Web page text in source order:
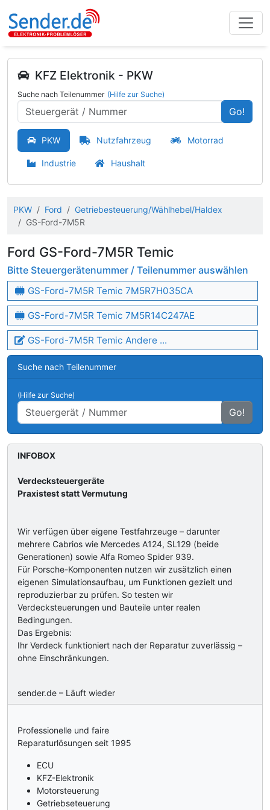
KFZ Elektronik - PKW
Suche nach Teilenummer (Hilfe zur Suche)
Go!
PKW Nutzfahrzeug Motorrad
Industrie Haushalt
PKW Ford
Getriebesteuerung/Wählhebel/Haldex
GS-Ford-7M5R
Ford GS-Ford-7M5R Temic
Bitte Steuergerätenummer / Teilenummer auswählen
GS-Ford-7M5R Temic 7M5R7H035CA
GS-Ford-7M5R Temic 7M5R14C247AE
GS-Ford-7M5R Temic Andere ...
Suche nach Teilenummer
(Hilfe zur Suche)
Go!
INFOBOX
Verdecksteuergeräte
Praxistest statt Vermutung
Wir verfügen über eigene Testfahrzeuge – darunter
mehrere Cabrios wie Mercedes A124, SL129 (beide
Generationen) sowie Alfa Romeo Spider 939.
Für Porsche-Komponenten nutzen wir zusätzlich einen
eigenen Simulationsaufbau, um Funktionen gezielt und
reproduzierbar zu prüfen. So testen wir
Verdecksteuerungen und Bauteile unter realen
Bedingungen.
Das Ergebnis:
Ihr Verdeck funktioniert nach der Reparatur zuverlässig –
ohne Einschränkungen.
sender.de – Läuft wieder
Professionelle und faire
Reparaturlösungen seit 1995
ECU
KFZ-Elektronik
Motorsteuerung
Getriebseteuerung